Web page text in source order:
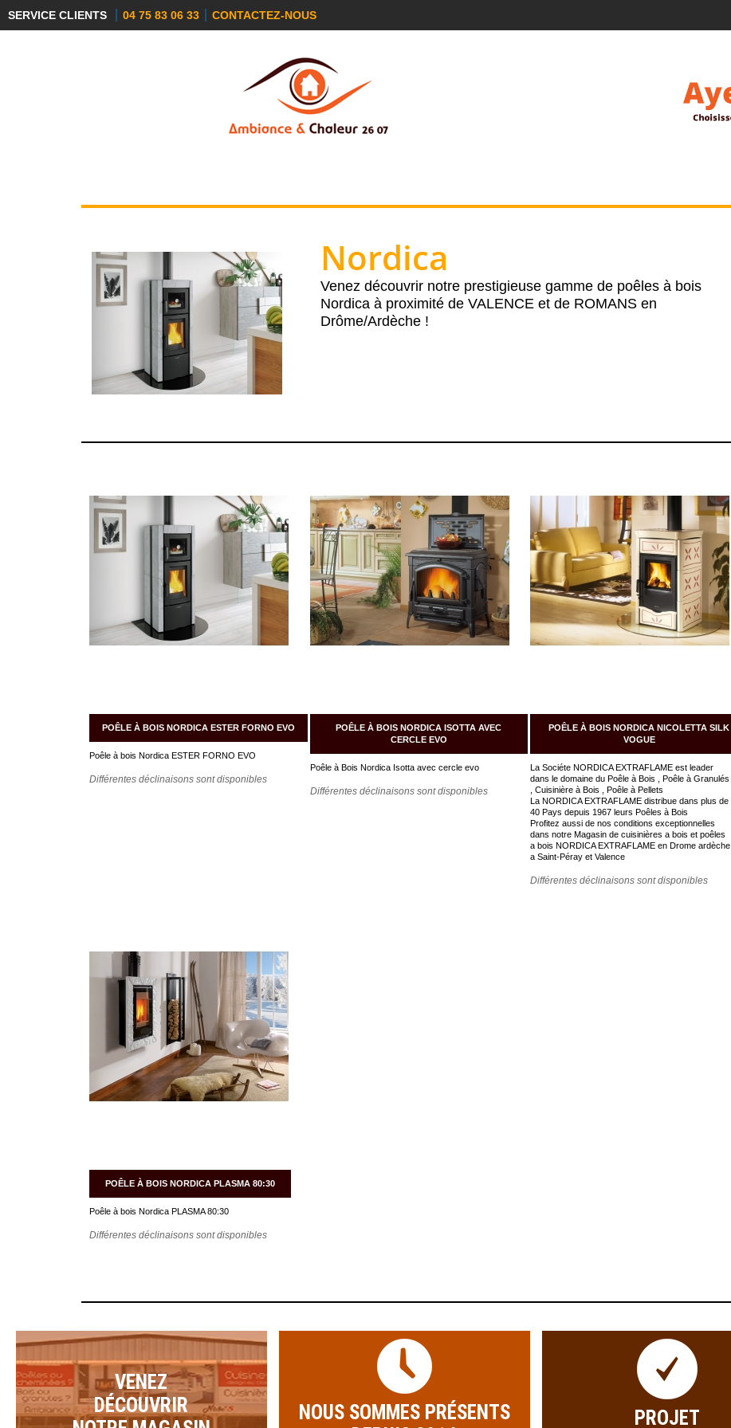
SERVICE CLIENTS 04 75 83 06 33 CONTACTEZ-NOUS
Nordica
Venez découvrir notre prestigieuse gamme de poêles à bois
Nordica à proximité de VALENCE et de ROMANS en
Drôme/Ardèche !
POÊLE À BOIS NORDICA ESTER FORNO EVO
Poêle à bois Nordica ESTER FORNO EVO
Différentes déclinaisons sont disponibles
POÊLE À BOIS NORDICA ISOTTA AVEC
CERCLE EVO
Poêle à Bois Nordica Isotta avec cercle evo
Différentes déclinaisons sont disponibles
POÊLE À BOIS NORDICA NICOLETTA SILK
VOGUE
La Sociéte NORDICA EXTRAFLAME est leader
dans le domaine du Poêle à Bois , Poêle à Granulés
, Cuisinière à Bois , Poêle à Pellets
La NORDICA EXTRAFLAME distribue dans plus de
40 Pays depuis 1967 leurs Poêles à Bois
Profitez aussi de nos conditions exceptionnelles
dans notre Magasin de cuisinières a bois et poêles
a bois NORDICA EXTRAFLAME en Drome ardèche
a Saint-Péray et Valence
Différentes déclinaisons sont disponibles
POÊLE À BOIS NORDICA PLASMA 80:30
Poêle à bois Nordica PLASMA 80:30
Différentes déclinaisons sont disponibles
VENEZ
DÉCOUVRIR
NOUS SOMMES PRÉSENTS
PROJET